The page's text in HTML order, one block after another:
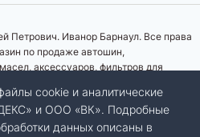
Петрович. Иванор Барнаул. Все права
по продаже автошин,
аксессуаров, фильтров для
информация о товарах, их
наличия на складе ни при каких
офертой, определяемой положениями
cookie и аналитические
и ООО «ВК». Подробные
данных описаны в